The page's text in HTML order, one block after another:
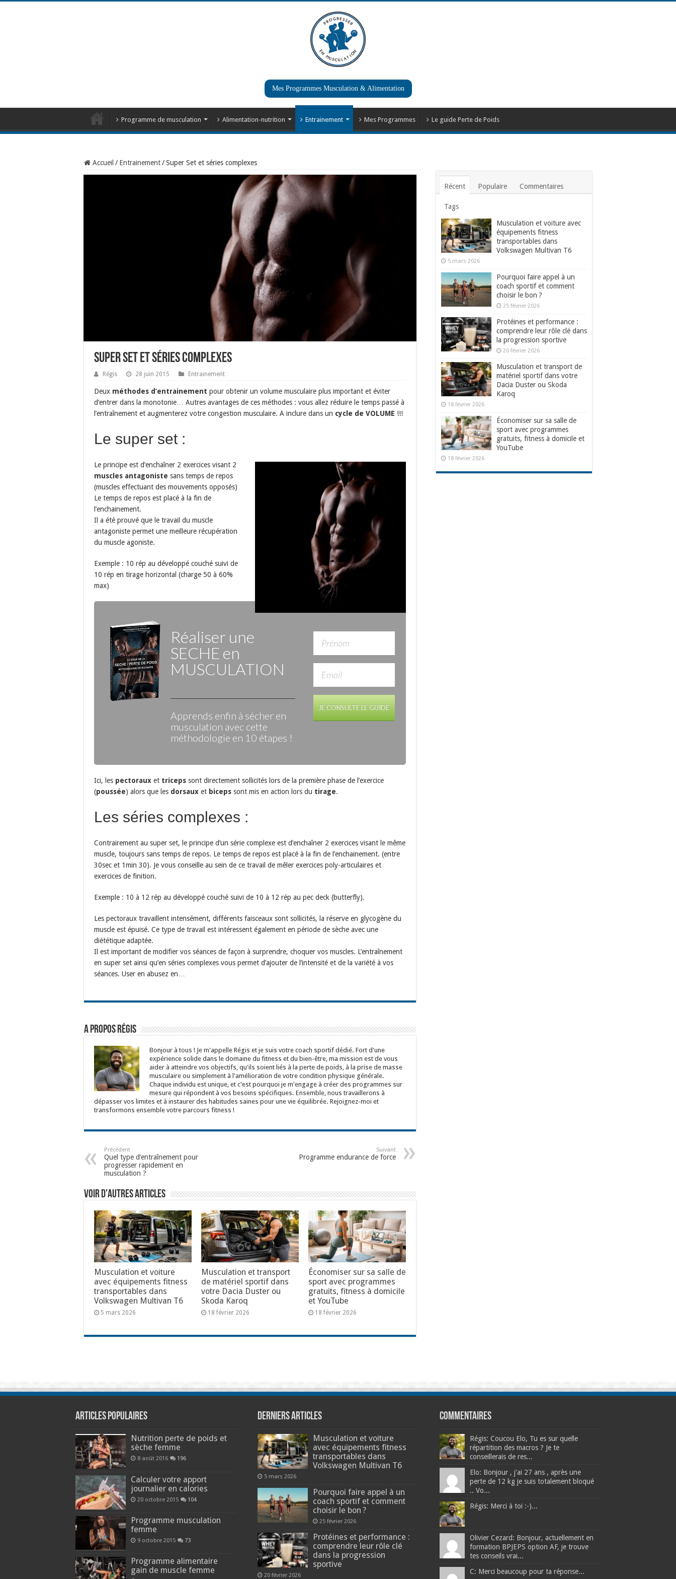
Mes Programmes Musculation & Alimentation
Programme de musculation Alimentation-nutrition Entrainement Mes Programmes Le guide Perte de Poids
Accueil / Entrainement/Super Set et séries complexes
Super Set et séries complexes
Régis 28 juin 2015 Entrainement
Deux méthodes d’entrainement pour obtenir un volume musculaire plus important et éviter
d’entrer dans la monotonie… Autres avantages de ces méthodes : vous allez réduire le temps passé à
l’entraînement et augmenterez votre congestion musculaire. A inclure dans un cycle de VOLUME !!!
Le super set :
Le principe est d’enchaîner 2 exercices visant 2
muscles antagoniste sans temps de repos
(muscles effectuant des mouvements opposés)
Le temps de repos est placé à la fin de
l’enchainement.
Il a été prouvé que le travail du muscle
antagoniste permet une meilleure récupération
du muscle agoniste.
Exemple : 10 rép au développé couché suivi de
10 rép en tirage horizontal (charge 50 à 60%
max)
Réaliser une
SECHE en
MUSCULATION
Apprends enfin à sécher en
musculation avec cette
méthodologie en 10 étapes !
JE CONSULTE LE GUIDE
Ici, les pectoraux et triceps sont directement sollicités lors de la première phase de l’exercice
(poussée) alors que les dorsaux et biceps sont mis en action lors du tirage.
Les séries complexes :
Contrairement au super set, le principe d’un série complexe est d’enchaîner 2 exercices visant le même
muscle, toujours sans temps de repos. Le temps de repos est placé à la fin de l’enchainement. (entre
30sec et 1min 30). Je vous conseille au sein de ce travail de mêler exercices poly-articulaires et
exercices de finition.
Exemple : 10 à 12 rép au développé couché suivi de 10 à 12 rép au pec deck (butterfly).
Les pectoraux travaillent intensément, différents faisceaux sont sollicités, la réserve en glycogène du
muscle est épuisé. Ce type de travail est intéressent également en période de sèche avec une
diététique adaptée.
Il est important de modifier vos séances de façon à surprendre, choquer vos muscles. L’entraînement
en super set ainsi qu’en séries complexes vous permet d’ajouter de l’intensité et de la variété à vos
séances. User en abusez en…
A propos Régis
Bonjour à tous ! Je m'appelle Régis et je suis votre coach sportif dédié. Fort d'une
expérience solide dans le domaine du fitness et du bien-être, ma mission est de vous
aider à atteindre vos objectifs, qu'ils soient liés à la perte de poids, à la prise de masse
musculaire ou simplement à l'amélioration de votre condition physique générale.
Chaque individu est unique, et c'est pourquoi je m'engage à créer des programmes sur
mesure qui répondent à vos besoins spécifiques. Ensemble, nous travaillerons à
dépasser vos limites et à instaurer des habitudes saines pour une vie équilibrée. Rejoignez-moi et
transformons ensemble votre parcours fitness !
Précédent
Quel type d’entraînement pour
progresser rapidement en
musculation ?
Suivant
Programme endurance de force
Voir d'autres articles
Musculation et voiture
avec équipements fitness
transportables dans
Volkswagen Multivan T6
5 mars 2026
Musculation et transport
de matériel sportif dans
votre Dacia Duster ou
Skoda Karoq
18 février 2026
Économiser sur sa salle de
sport avec programmes
gratuits, fitness à domicile
et YouTube
18 février 2026
Récent Populaire Commentaires
Tags
Musculation et voiture avec
équipements fitness
transportables dans
Volkswagen Multivan T6
5 mars 2026
Pourquoi faire appel à un
coach sportif et comment
choisir le bon ?
25 février 2026
Protéines et performance :
comprendre leur rôle clé dans
la progression sportive
20 février 2026
Musculation et transport de
matériel sportif dans votre
Dacia Duster ou Skoda
Karoq
18 février 2026
Économiser sur sa salle de
sport avec programmes
gratuits, fitness à domicile et
YouTube
18 février 2026
Articles populaires
Nutrition perte de poids et
sèche femme
8 août 2016 196
Calculer votre apport
journalier en calories
20 octobre 2015 104
Programme musculation
femme
9 octobre 2015 73
Programme alimentaire
gain de muscle femme
Derniers articles
Musculation et voiture
avec équipements fitness
transportables dans
Volkswagen Multivan T6
5 mars 2026
Pourquoi faire appel à un
coach sportif et comment
choisir le bon ?
25 février 2026
Protéines et performance :
comprendre leur rôle clé
dans la progression
sportive
20 février 2026
Commentaires
Régis: Coucou Elo, Tu es sur quelle
répartition des macros ? Je te
conseillerais de res...
Elo: Bonjour , j'ai 27 ans , après une
perte de 12 kg je suis totalement bloqué
.. Vo...
Régis: Merci à toi :-)...
Olivier Cezard: Bonjour, actuellement en
formation BPJEPS option AF, je trouve
tes conseils vrai...
C: Merci beaucoup pour ta réponse...